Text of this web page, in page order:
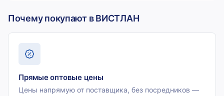
Почему покупают в ВИСТЛАН
Прямые оптовые цены
Цены напрямую от поставщика, без посредников —